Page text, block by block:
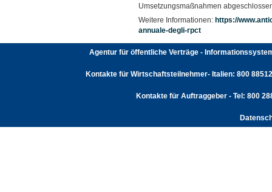
Umsetzungsmaßnahmen
Weitere Informationen: https://
annuale-degli-rpct
Agentur für öffentliche Verträge -
Kontakte für Wirtschaftsteilnehmer- Italien: 800
Kontakte für Auftraggeber - Tel: 800